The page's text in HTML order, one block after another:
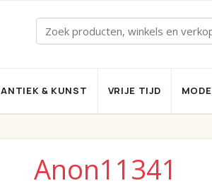
ANTIEK & KUNST VRIJE TIJD MODE
Anon11341